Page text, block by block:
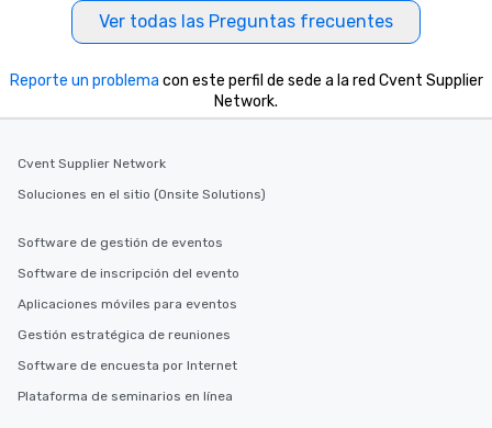
Ver todas las Preguntas frecuentes
Reporte un problema con este perfil de sede a la red Cvent Supplier
Network.
Cvent Supplier Network
Soluciones en el sitio (Onsite Solutions)
Software de gestión de eventos
Software de inscripción del evento
Aplicaciones móviles para eventos
Gestión estratégica de reuniones
Software de encuesta por Internet
Plataforma de seminarios en línea